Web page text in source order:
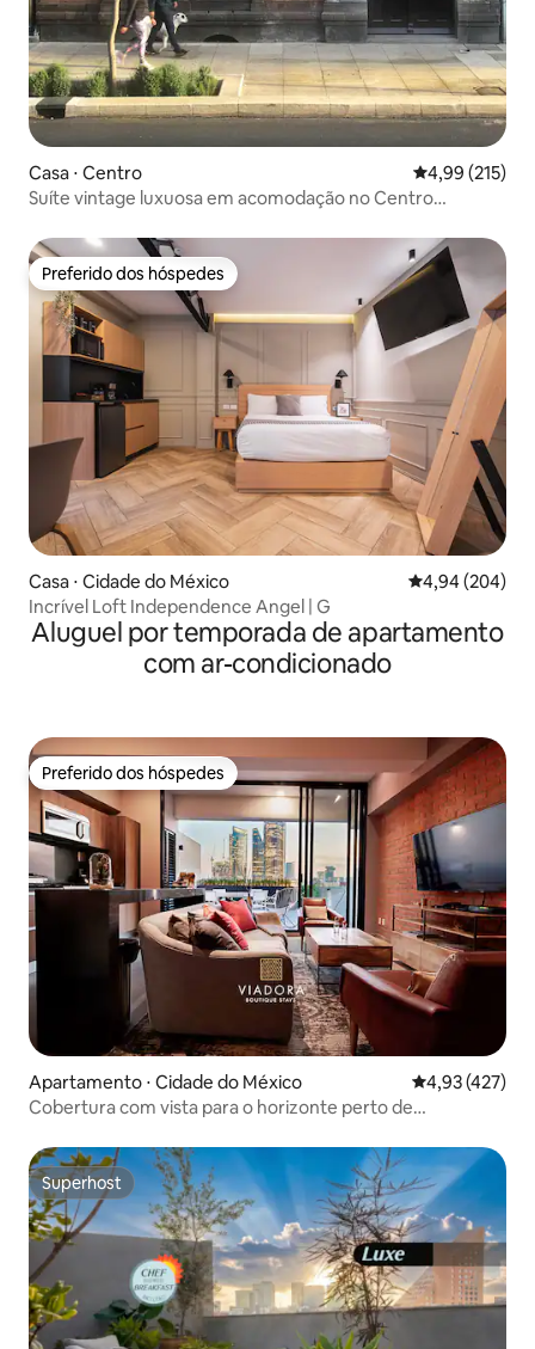
Casa ⋅ Centro 4,99 de uma
4,99 (215)
Suíte vintage luxuosa em acomodação no Centro
Preferido dos hóspedes
Preferido dos hóspedes
Casa ⋅ Cidade do México 4,94 de uma
4,94 (204)
Incrível Loft Independence Angel | G
Aluguel por temporada de apartamento
com ar-condicionado
Preferido dos hóspedes
Preferido dos hóspedes
Apartamento ⋅ Cidade do México 4,93 de uma
4,93 (427)
Cobertura com vista para o horizonte perto de
Superhost
Superhost